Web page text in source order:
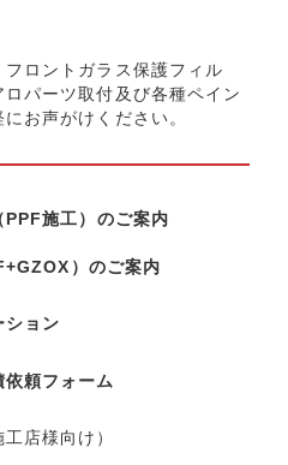
ロントガラス保護フィル
パーツ取付及び各種ペイン
お声がけください。
施工）のご案内
）のご案内
ション
頼フォーム
工店様向け）